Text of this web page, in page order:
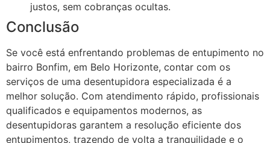
justos, sem cobranças ocultas.
Conclusão
Se você está enfrentando problemas de entupimento no
bairro Bonfim, em Belo Horizonte, contar com os
serviços de uma desentupidora especializada é a
melhor solução. Com atendimento rápido, profissionais
qualificados e equipamentos modernos, as
desentupidoras garantem a resolução eficiente dos
entupimentos, trazendo de volta a tranquilidade e o